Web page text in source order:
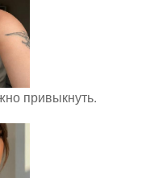
привыкнуть.